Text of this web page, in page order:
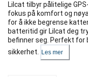
Lilcat tilbyr pålitelige
fokus på komfort og
for å ikke begrense
batteritid gir Lilcat deg
befinner seg. Perfekt
sikkerhet.
Les mer